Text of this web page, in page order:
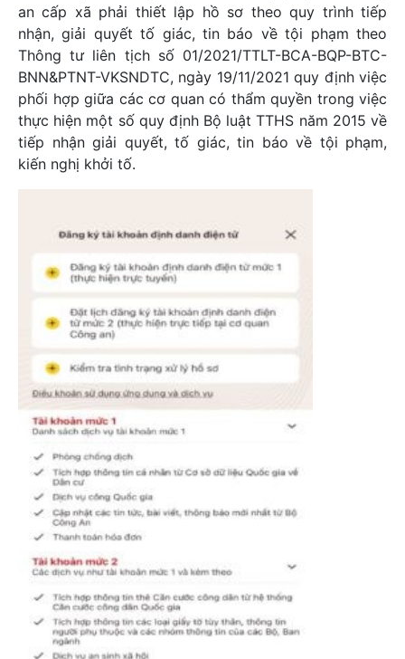
an cấp xã phải thiết lập hồ sơ theo quy trình tiếp
nhận, giải quyết tố giác, tin báo về tội phạm theo
Thông tư liên tịch số 01/2021/TTLT-BCA-BQP-BTC-
BNN&PTNT-VKSNDTC, ngày 19/11/2021 quy định việc
phối hợp giữa các cơ quan có thẩm quyền trong việc
thực hiện một số quy định Bộ luật TTHS năm 2015 về
tiếp nhận giải quyết, tố giác, tin báo về tội phạm,
kiến nghị khởi tố.